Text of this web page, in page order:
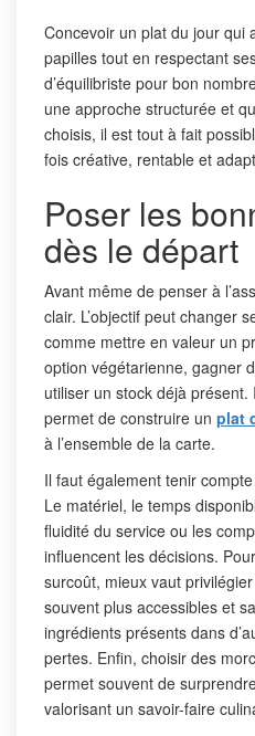
Concevoir un plat du jour qui
papilles tout en respectant
d’équilibriste pour bon
une approche structurée et
choisis, il est tout à fait
fois créative, rentable et
Poser les
dès le départ
Avant même de penser à
clair. L’objectif peut changer
comme mettre en valeur un
option végétarienne, gagner
utiliser un stock déjà
permet de construire un plat
à l’ensemble de la carte.
Il faut également tenir
Le matériel, le temps
fluidité du service ou les
influencent les décisions.
surcoût, mieux vaut
souvent plus accessibles et
ingrédients présents dans
pertes. Enfin, choisir des
permet souvent de
valorisant un savoir-faire